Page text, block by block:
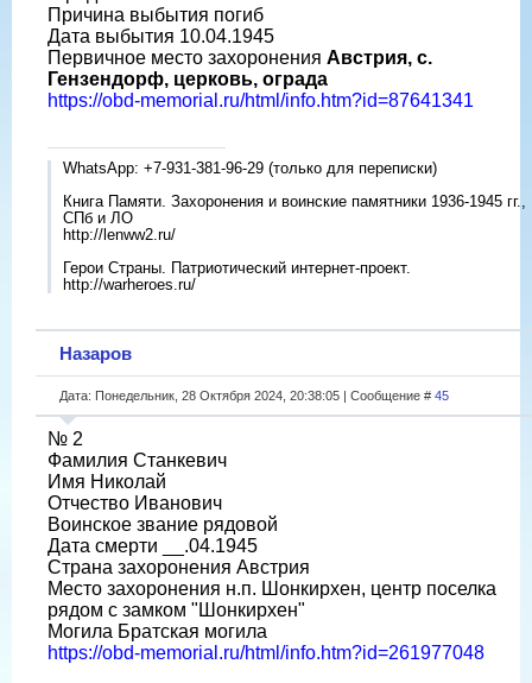
Причина выбытия погиб
Дата выбытия 10.04.1945
Первичное место захоронения Австрия, с.
Гензендорф, церковь, ограда
https://obd-memorial.ru/html/info.htm?id=87641341
WhatsApp: +7-931-381-96-29 (только для переписки)
Книга Памяти. Захоронения и воинские памятники 1936-1945 гг.,
СПб и ЛО
http://lenww2.ru/
Герои Страны. Патриотический интернет-проект.
http://warheroes.ru/
Назаров
Дата: Понедельник, 28 Октября 2024, 20:38:05 | Сообщение # 45
№ 2
Фамилия Станкевич
Имя Николай
Отчество Иванович
Воинское звание рядовой
Дата смерти __.04.1945
Страна захоронения Австрия
Место захоронения н.п. Шонкирхен, центр поселка
рядом с замком "Шонкирхен"
Могила Братская могила
https://obd-memorial.ru/html/info.htm?id=261977048